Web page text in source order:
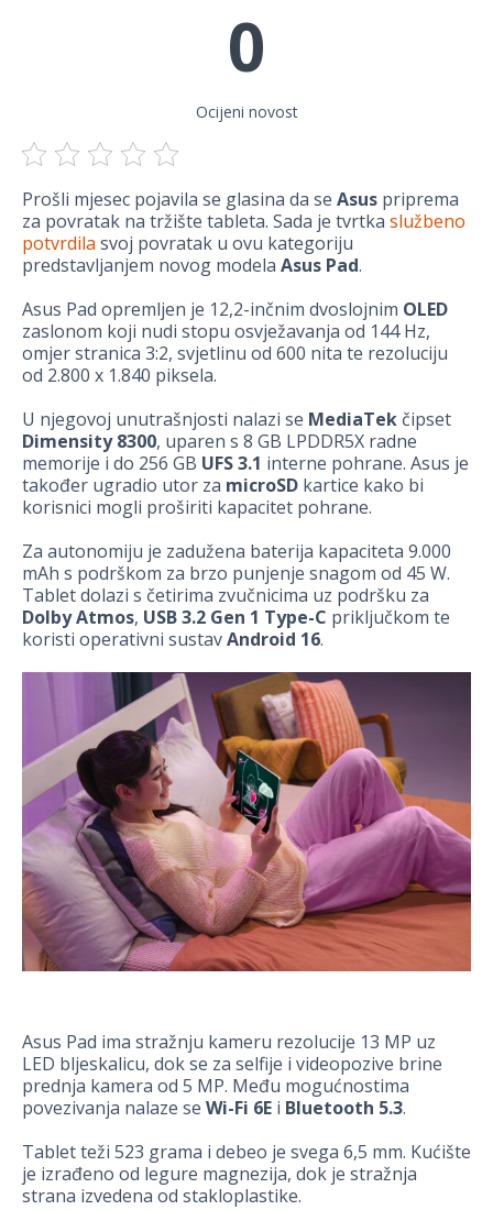
0
Ocijeni novost
Prošli mjesec pojavila se glasina da se Asus priprema
za povratak na tržište tableta. Sada je tvrtka službeno
potvrdila svoj povratak u ovu kategoriju
predstavljanjem novog modela Asus Pad.
Asus Pad opremljen je 12,2-inčnim dvoslojnim OLED
zaslonom koji nudi stopu osvježavanja od 144 Hz,
omjer stranica 3:2, svjetlinu od 600 nita te rezoluciju
od 2.800 x 1.840 piksela.
U njegovoj unutrašnjosti nalazi se MediaTek čipset
Dimensity 8300, uparen s 8 GB LPDDR5X radne
memorije i do 256 GB UFS 3.1 interne pohrane. Asus je
također ugradio utor za microSD kartice kako bi
korisnici mogli proširiti kapacitet pohrane.
Za autonomiju je zadužena baterija kapaciteta 9.000
mAh s podrškom za brzo punjenje snagom od 45 W.
Tablet dolazi s četirima zvučnicima uz podršku za
Dolby Atmos, USB 3.2 Gen 1 Type-C priključkom te
koristi operativni sustavAndroid 16.
Asus Pad ima stražnju kameru rezolucije 13 MP uz
LED bljeskalicu, dok se za selfije i videopozive brine
prednja kamera od 5 MP. Među mogućnostima
povezivanja nalaze se Wi-Fi 6E i Bluetooth 5.3.
Tablet teži 523 grama i debeo je svega 6,5 mm. Kućište
je izrađeno od legure magnezija, dok je stražnja
strana izvedena od stakloplastike.